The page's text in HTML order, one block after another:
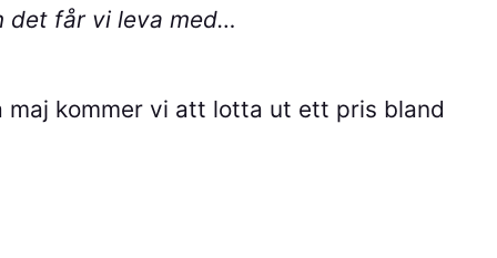
det får vi leva med…
maj kommer vi att lotta ut ett pris bland